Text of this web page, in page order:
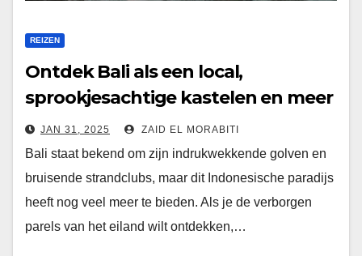
REIZEN
Ontdek Bali als een local,
sprookjesachtige kastelen en meer
reisnieuws
JAN 31, 2025 ZAID EL MORABITI
Bali staat bekend om zijn indrukwekkende golven en
bruisende strandclubs, maar dit Indonesische paradijs
heeft nog veel meer te bieden. Als je de verborgen
parels van het eiland wilt ontdekken,…